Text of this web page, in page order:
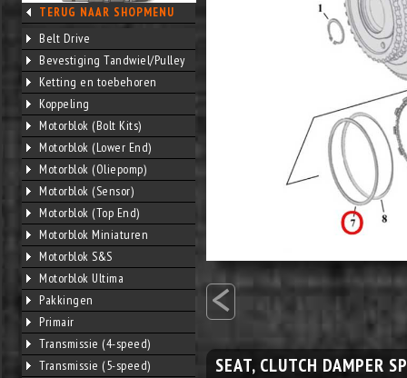
TERUG NAAR SHOPMENU
Belt Drive
Bevestiging Tandwiel/Pulley
Ketting en toebehoren
Koppeling
Motorblok (Bolt Kits)
Motorblok (Lower End)
Motorblok (Oliepomp)
Motorblok (Sensor)
Motorblok (Top End)
Motorblok Miniaturen
Motorblok S&S
Motorblok Ultima
Pakkingen
Primair
Transmissie (4-speed)
Transmissie (5-speed)
<
SEAT, CLUTCH DAMPER